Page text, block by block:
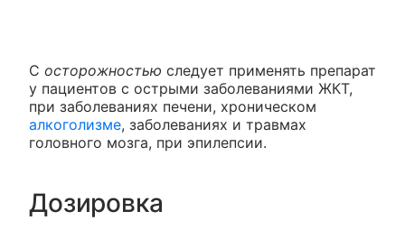
С осторожностью следует применять препарат
у пациентов с острыми заболеваниями ЖКТ,
при заболеваниях печени, хроническом
алкоголизме, заболеваниях и травмах
головного мозга, при эпилепсии.
Дозировка